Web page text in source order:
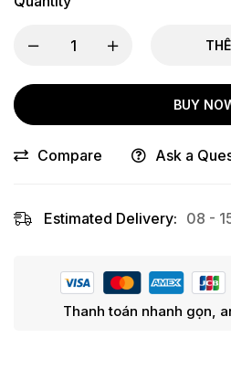
BUY
Compare Ask a
Estimated Delivery: 08 -
Thanh toán nhanh gọn,